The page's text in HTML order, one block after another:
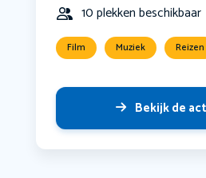
10 plekken beschikbaar
Film Muziek Reizen
Bekijk de